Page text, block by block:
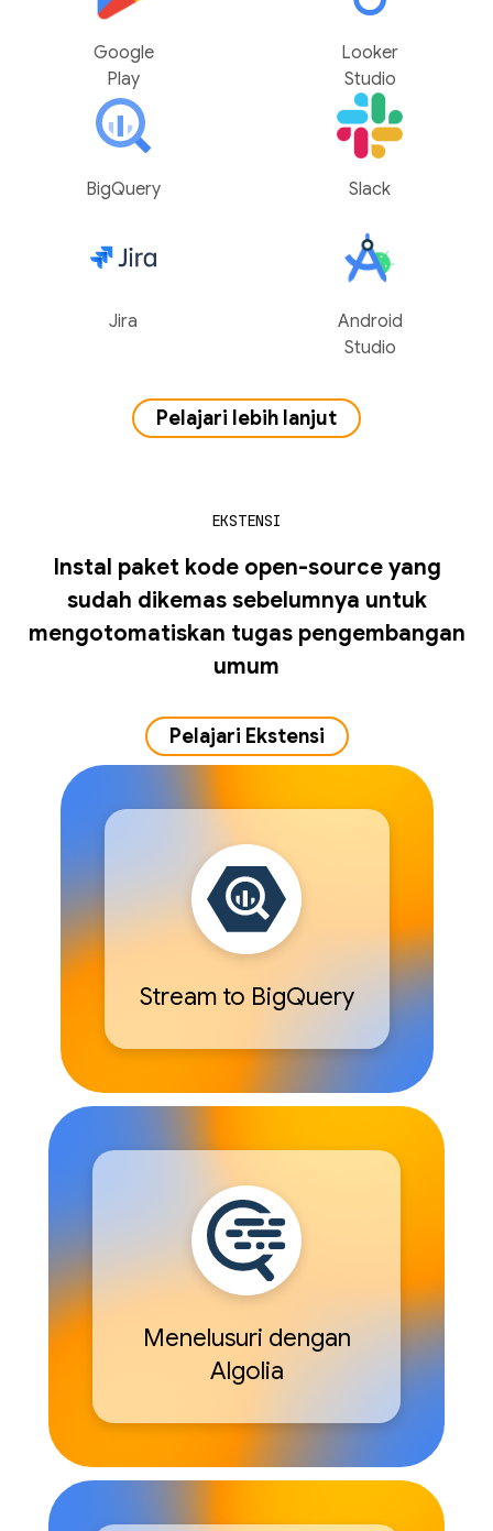
Google
Play
Looker
Studio
BigQuery Slack
Jira
Android
Studio
Pelajari lebih lanjut
EKSTENSI
Instal paket kode open-source yang
sudah dikemas sebelumnya untuk
mengotomatiskan tugas pengembangan
umum
Pelajari Ekstensi
Stream to BigQuery
Menelusuri dengan
Algolia